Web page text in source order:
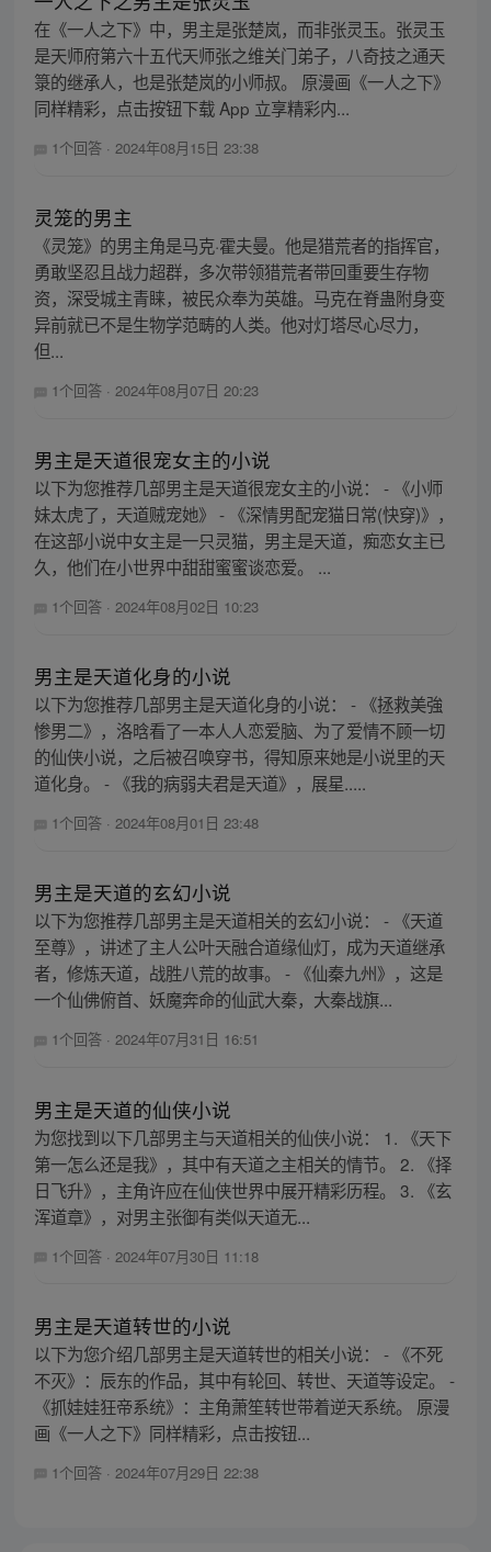
在《一人之下》中，男主是张楚岚，而非张灵玉。张灵玉
是天师府第六十五代天师张之维关门弟子，八奇技之通天
箓的继承人，也是张楚岚的小师叔。 原漫画《一人之下》
同样精彩，点击按钮下载 App 立享精彩内...
1个回答 · 2024年08月15日 23:38
灵笼的男主
《灵笼》的男主角是马克·霍夫曼。他是猎荒者的指挥官，
勇敢坚忍且战力超群，多次带领猎荒者带回重要生存物
资，深受城主青睐，被民众奉为英雄。马克在脊蛊附身变
异前就已不是生物学范畴的人类。他对灯塔尽心尽力，
但...
1个回答 · 2024年08月07日 20:23
男主是天道很宠女主的小说
以下为您推荐几部男主是天道很宠女主的小说： - 《小师
妹太虎了，天道贼宠她》 - 《深情男配宠猫日常(快穿)》，
在这部小说中女主是一只灵猫，男主是天道，痴恋女主已
久，他们在小世界中甜甜蜜蜜谈恋爱。 ...
1个回答 · 2024年08月02日 10:23
男主是天道化身的小说
以下为您推荐几部男主是天道化身的小说： - 《拯救美強
惨男二》，洛晗看了一本人人恋爱脑、为了爱情不顾一切
的仙侠小说，之后被召唤穿书，得知原来她是小说里的天
道化身。 - 《我的病弱夫君是天道》，展星.....
1个回答 · 2024年08月01日 23:48
男主是天道的玄幻小说
以下为您推荐几部男主是天道相关的玄幻小说： - 《天道
至尊》，讲述了主人公叶天融合道缘仙灯，成为天道继承
者，修炼天道，战胜八荒的故事。 - 《仙秦九州》，这是
一个仙佛俯首、妖魔奔命的仙武大秦，大秦战旗...
1个回答 · 2024年07月31日 16:51
男主是天道的仙侠小说
为您找到以下几部男主与天道相关的仙侠小说： 1. 《天下
第一怎么还是我》，其中有天道之主相关的情节。 2. 《择
日飞升》，主角许应在仙侠世界中展开精彩历程。 3. 《玄
浑道章》，对男主张御有类似天道无...
1个回答 · 2024年07月30日 11:18
男主是天道转世的小说
以下为您介绍几部男主是天道转世的相关小说： - 《不死
不灭》：辰东的作品，其中有轮回、转世、天道等设定。 -
《抓娃娃狂帝系统》：主角萧笙转世带着逆天系统。 原漫
画《一人之下》同样精彩，点击按钮...
1个回答 · 2024年07月29日 22:38